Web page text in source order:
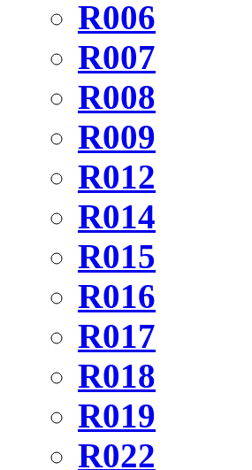
R006
R007
R008
R009
R012
R014
R015
R016
R017
R018
R019
R022